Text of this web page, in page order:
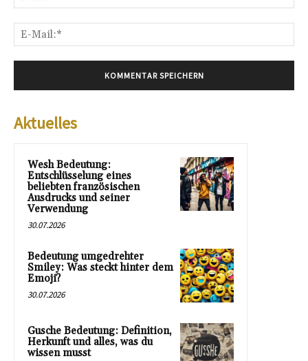
Aktuelles
Wesh Bedeutung:
Entschlüsselung eines
beliebten französischen
Ausdrucks und seiner
Verwendung
30.07.2026
Bedeutung umgedrehter
Smiley: Was steckt hinter dem
Emoji?
30.07.2026
Gusche Bedeutung: Definition,
Herkunft und alles, was du
wissen musst